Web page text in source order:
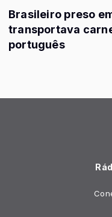
Brasileiro preso
transportava
português